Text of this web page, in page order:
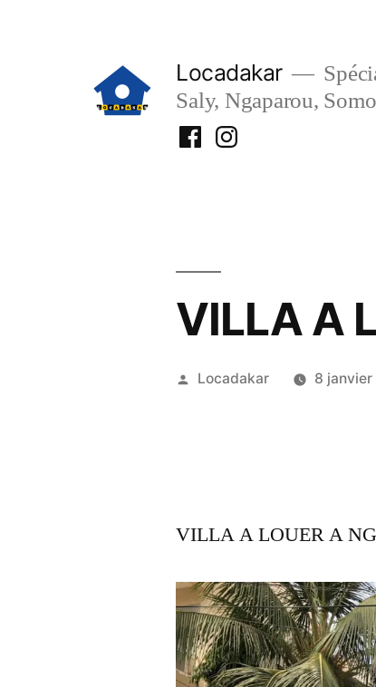
Locadakar
Saly, Ngaparou,
FacebookInstagram
VILLA A
Publié
Locadakar 8 janvier
VILLA A LOUER A